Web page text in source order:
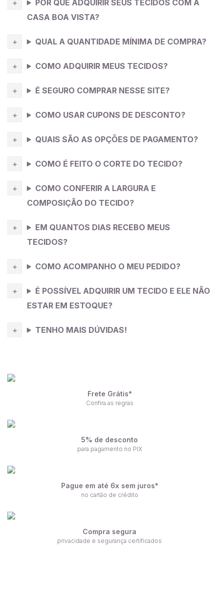
POR QUE ADQUIRIR SEUS TECIDOS COM A
CASA BOA VISTA?
QUAL A QUANTIDADE MÍNIMA DE COMPRA?
COMO ADQUIRIR MEUS TECIDOS?
É SEGURO COMPRAR NESSE SITE?
COMO USAR CUPONS DE DESCONTO?
QUAIS SÃO AS OPÇÕES DE PAGAMENTO?
COMO É FEITO O CORTE DO TECIDO?
COMO CONFERIR A LARGURA E
COMPOSIÇÃO DO TECIDO?
EM QUANTOS DIAS RECEBO MEUS
TECIDOS?
COMO ACOMPANHO O MEU PEDIDO?
É POSSÍVEL ADQUIRIR UM TECIDO E ELE NÃO
ESTAR EM ESTOQUE?
TENHO MAIS DÚVIDAS!
Frete Grátis*
Confira as regras
5% de desconto
para pagamento no PIX
Pague em até 6x sem juros*
no cartão de crédito
Compra segura
privacidade e segurança certificados